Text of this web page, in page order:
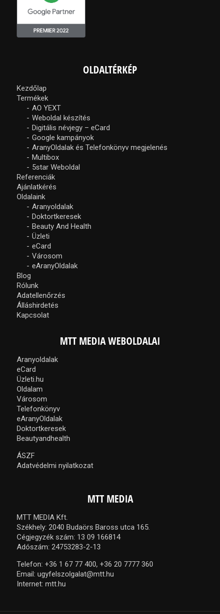
OLDALTÉRKÉP
Kezdőlap
Termékek
AO YEXT
Weboldal készítés
Digitális névjegy – eCard
Google kampányok
AranyOldalak és Telefonkönyv megjelenés
Multibox
5star Weboldal
Referenciák
Ajánlatkérés
Oldalaink
Aranyoldalak
Doktortkeresek
Beauty And Health
Üzleti
eCard
Városom
eAranyOldalak
Blog
Rólunk
Adatellenőrzés
Álláshirdetés
Kapcsolat
MTT MEDIA WEBOLDALAI
Aranyoldalak
eCard
Üzleti.hu
Oldalam
Városom
Telefonkönyv
eAranyOldalak
Doktortkeresek
Beautyandhealth
ÁSZF
Adatvédelmi nyilatkozat
MTT MEDIA
MTT MEDIA Kft.
Székhely: 2040 Budaörs Baross utca 165.
Cégjegyzék szám: 13 09 166814
Adószám: 24753283-2-13
Telefon: +36 1 67 77 400, +36 20 7777 360
Email: ugyfelszolgalat@mtt.hu
Internet: mtt.hu